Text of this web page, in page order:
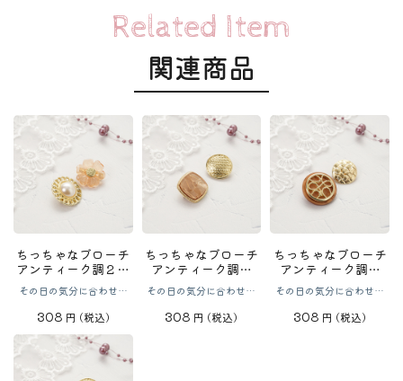
Related Item
関連商品
ちっちゃなブローチ
アンティーク調２Ｐ
フラワー・パール
その日の気分に合わせて
308 円 (税込)
ちっちゃなブローチ
アンティーク調２
Ｐ スクエア・サー
クル
その日の気分に合わせて
308 円 (税込)
ちっちゃなブローチ
アンティーク調２
Ｐ ボタン丸
その日の気分に合わせて
308 円 (税込)